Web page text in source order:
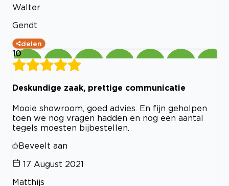
Walter
Gendt
delen
10
Deskundige zaak, prettige communicatie
Mooie showroom, goed advies. En fijn geholpen
toen we nog vragen hadden en nog een aantal
tegels moesten bijbestellen.
Beveelt aan
17 August 2021
Matthijs